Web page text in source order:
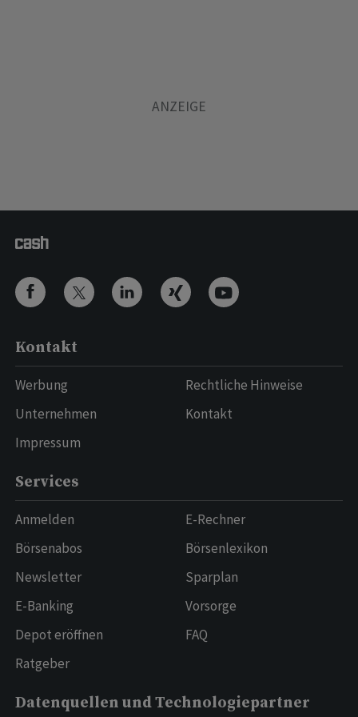
Kontakt
Werbung
Unternehmen
Impressum
Rechtliche Hinweise
Kontakt
Services
Anmelden
Börsenabos
Newsletter
E-Banking
Depot eröffnen
Ratgeber
E-Rechner
Börsenlexikon
Sparplan
Vorsorge
FAQ
Datenquellen und Technologiepartner